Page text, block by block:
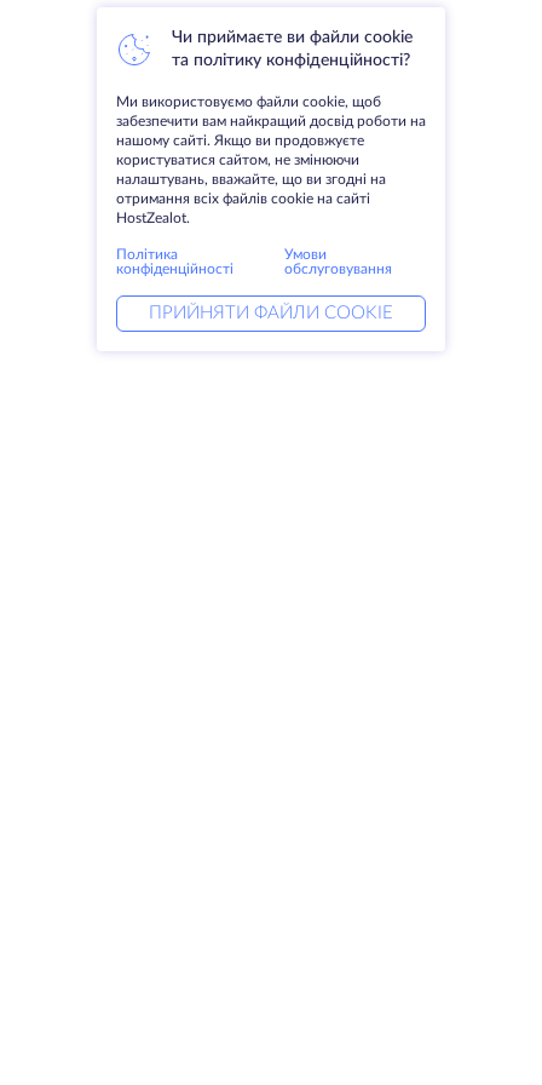
Чи приймаєте ви файли cookie
та політику конфіденційності?
Ми використовуємо файли cookie, щоб
забезпечити вам найкращий досвід роботи на
нашому сайті. Якщо ви продовжуєте
користуватися сайтом, не змінюючи
налаштувань, вважайте, що ви згодні на
отримання всіх файлів cookie на сайті
HostZealot.
Політика
конфіденційності
Умови
обслуговування
ПРИЙНЯТИ ФАЙЛИ COOKIE